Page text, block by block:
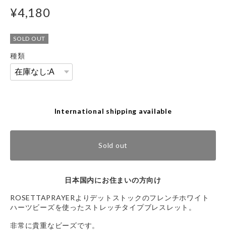
¥4,180
SOLD OUT
種類
International shipping available
Sold out
日本国内にお住まいの方向け
ROSETTAPRAYERよりデットストックのフレンチホワイト
ハーツビーズを使ったストレッチタイプブレスレット。
非常に貴重なビーズです。